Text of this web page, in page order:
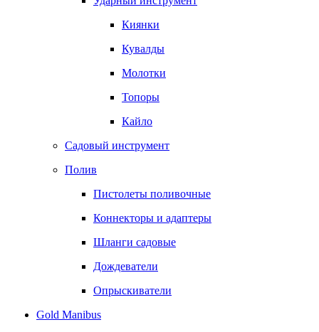
Киянки
Кувалды
Молотки
Топоры
Кайло
Садовый инструмент
Полив
Пистолеты поливочные
Коннекторы и адаптеры
Шланги садовые
Дождеватели
Опрыскиватели
Gold Manibus